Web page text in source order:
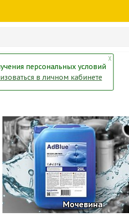
Мочевина
╳
персональных условий
в личном кабинете